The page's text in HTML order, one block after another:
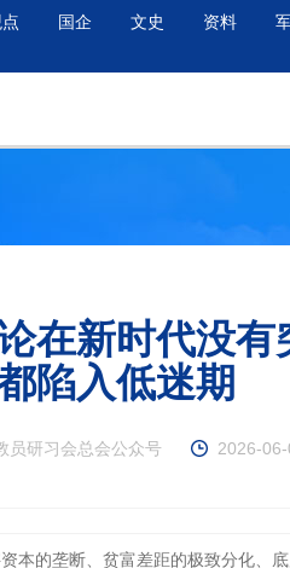
国企 文史 资料
在新时代没
陷入低迷期
员研习会总会公众号 2026-
本的垄断、贫富差距的极致分化、